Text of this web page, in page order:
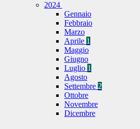
2024
Gennaio
Febbraio
Marzo
Aprile 1
Maggio
Giugno
Luglio 1
Agosto
Settembre 2
Ottobre
Novembre
Dicembre